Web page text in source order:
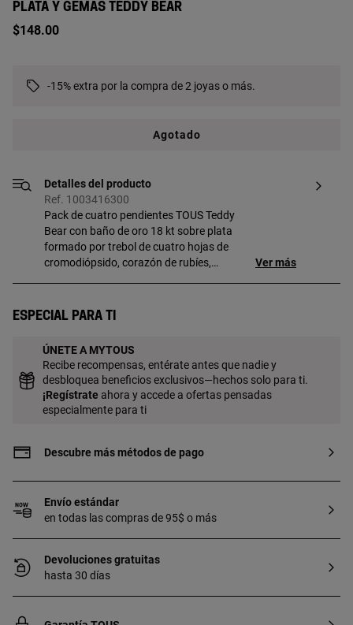
PLATA Y GEMAS TEDDY BEAR
$148.00
-15% extra por la compra de 2 joyas o más.
Agotado
Detalles del producto
Ref. 1003416300
Pack de cuatro pendientes TOUS Teddy
Bear con baño de oro 18 kt sobre plata
formado por trebol de cuatro hojas de
cromodiópsido, corazón de rubíes,
Técnica de producción: Fundición. Pieza
baño de oro de 18 a 23 kt y 3 micras de
espesor. Esta calidad garantiza una
mayor durabilidad de la joya.
Ver más
Especial para ti
ÚNETE A MYTOUS
Recibe recompensas, entérate antes que nadie y
desbloquea beneficios exclusivos—hechos solo para ti.
¡Regístrate ahora y accede a ofertas pensadas
especialmente para ti
Descubre más métodos de pago
Envío estándar
en todas las compras de 95$ o más
Devoluciones gratuitas
hasta 30 días